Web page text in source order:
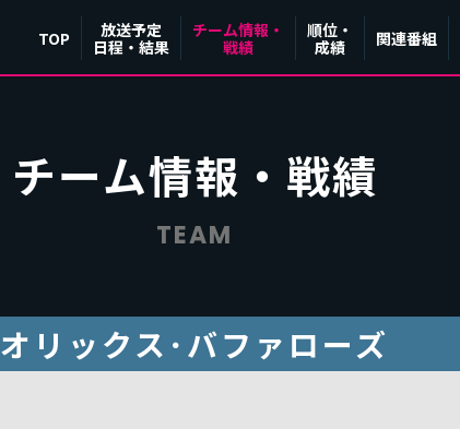
TOP
放送予定
日程・結果
チーム情報・
戦績
順位・
成績
関連番組
チーム情報・戦績
TEAM
オリックス･バファローズ